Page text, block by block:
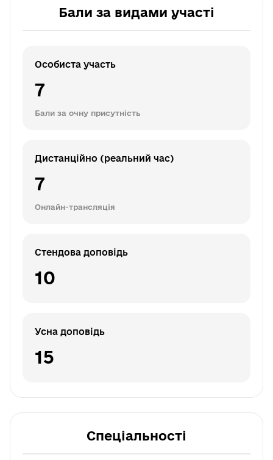
Бали за видами участі
Особиста участь
7
Бали за очну присутність
Дистанційно (реальний час)
7
Онлайн-трансляція
Стендова доповідь
10
Усна доповідь
15
Спеціальності